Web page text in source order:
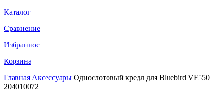
Каталог
Сравнение
Избранное
Корзина
Главная Аксессуары Однослотовый кредл для Bluebird VF550
204010072